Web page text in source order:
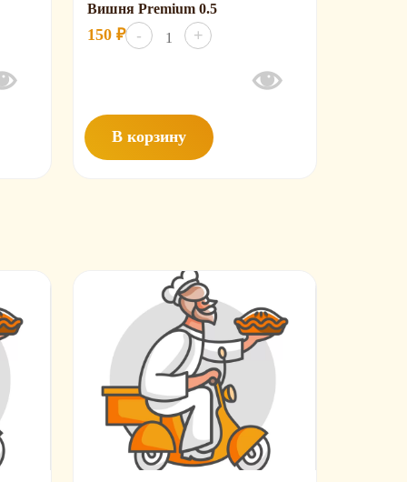
Вишня Premium 0.5
150₽ -
Количество
товара
+
В корзину